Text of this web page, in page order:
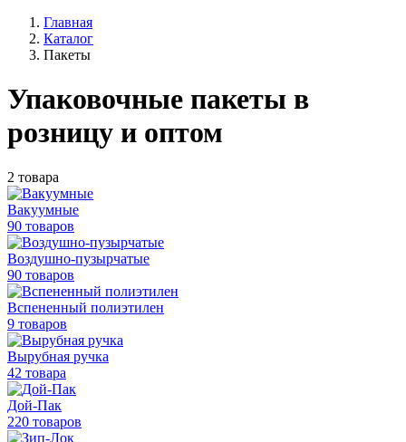
Главная
Каталог
Пакеты
Упаковочные пакеты в
розницу и оптом
2 товара
Вакуумные
90 товаров
Воздушно-пузырчатые
90 товаров
Вспененный полиэтилен
9 товаров
Вырубная ручка
42 товара
Дой-Пак
220 товаров